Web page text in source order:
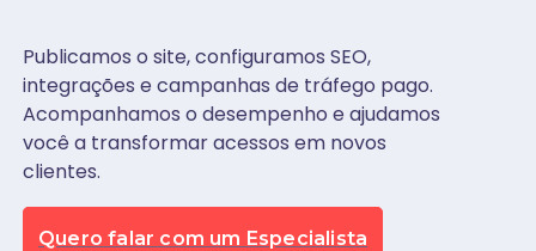
Publicamos o site, configuramos SEO,
integrações e campanhas de tráfego pago.
Acompanhamos o desempenho e ajudamos
você a transformar acessos em novos
clientes.
Quero falar com um Especialista